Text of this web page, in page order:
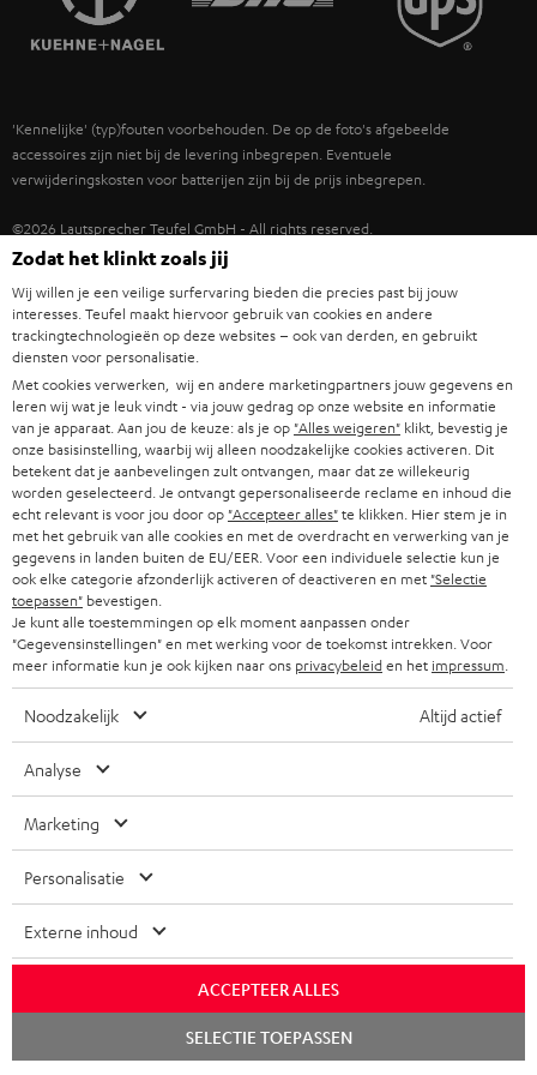
ULTIMA
FANSHOP
NIEUWKOMERS
TEUFEL STORY
DUURZAAMHEID
STUDENTENKORTING
KADOBON
TOEGANKELIJKHEID
POLEN
ITALIË
USA
ANDERE LANDEN
'Kennelijke' (typ)fouten voorbehouden. De op de foto's afgebeelde
accessoires zijn niet bij de levering inbegrepen. Eventuele
verwijderingskosten voor batterijen zijn bij de prijs inbegrepen.
©2026 Lautsprecher Teufel GmbH - All rights reserved.
Instellingen privacybeleid
EU Data Act hier de overeenkomst herroepen
Zodat het klinkt zoals jij
Wij willen je een veilige surfervaring bieden die precies past bij jouw
interesses. Teufel maakt hiervoor gebruik van cookies en andere
trackingtechnologieën op deze websites – ook van derden, en gebruikt
diensten voor personalisatie.
Met cookies verwerken, wij en andere marketingpartners jouw gegevens en
leren wij wat je leuk vindt - via jouw gedrag op onze website en informatie
van je apparaat. Aan jou de keuze: als je op "Alles weigeren" klikt, bevestig je
onze basisinstelling, waarbij wij alleen noodzakelijke cookies activeren. Dit
betekent dat je aanbevelingen zult ontvangen, maar dat ze willekeurig
worden geselecteerd. Je ontvangt gepersonaliseerde reclame en inhoud die
echt relevant is voor jou door op "Accepteer alles"te klikken. Hier stem je in
met het gebruik van alle cookies en met de overdracht en verwerking van je
gegevens in landen buiten de EU/EER. Voor een individuele selectie kun je
ook elke categorie afzonderlijk activeren of deactiveren en met "Selectie
toepassen" bevestigen.
Je kunt alle toestemmingen op elk moment aanpassen onder
"Gegevensinstellingen" en met werking voor de toekomst intrekken. Voor
meer informatie kun je ook kijken naar ons privacybeleiden het impressum
Noodzakelijk Altijd actief
Analyse
Marketing
Personalisatie
Externe inhoud
ACCEPTEER ALLES
SELECTIE TOEPASSEN